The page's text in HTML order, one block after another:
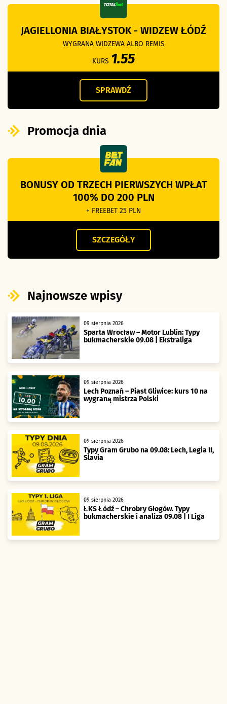
JAGIELLONIA BIAŁYSTOK - WIDZEW ŁÓDŹ
WYGRANA WIDZEWA ALBO REMIS
KURS 1.55
SPRAWDŹ
Promocja dnia
BONUSY OD TRZECH PIERWSZYCH WPŁAT
100% DO 200 PLN
+ FREEBET 25 PLN
SZCZEGÓŁY
Najnowsze wpisy
09 sierpnia 2026
Sparta Wrocław – Motor Lublin: Typy
bukmacherskie 09.08 | Ekstraliga
09 sierpnia 2026
Lech Poznań – Piast Gliwice: kurs 10 na
wygraną mistrza Polski
09 sierpnia 2026
Typy Gram Grubo na 09.08: Lech, Legia II,
Slavia
09 sierpnia 2026
ŁKS Łódź – Chrobry Głogów. Typy
bukmacherskie i analiza 09.08 | I Liga